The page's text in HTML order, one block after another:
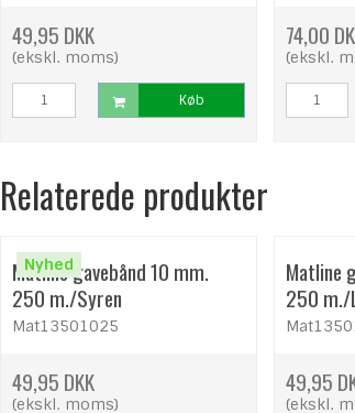
49,95 DKK
(ekskl. moms)
Køb
74,00
(ekskl.
Relaterede produkter
Nyhed
Matline gavebånd 10 mm.
250 m./Syren
Mat13501025
49,95 DKK
(ekskl. moms)
Matline
250 m./
49,95
(ekskl.